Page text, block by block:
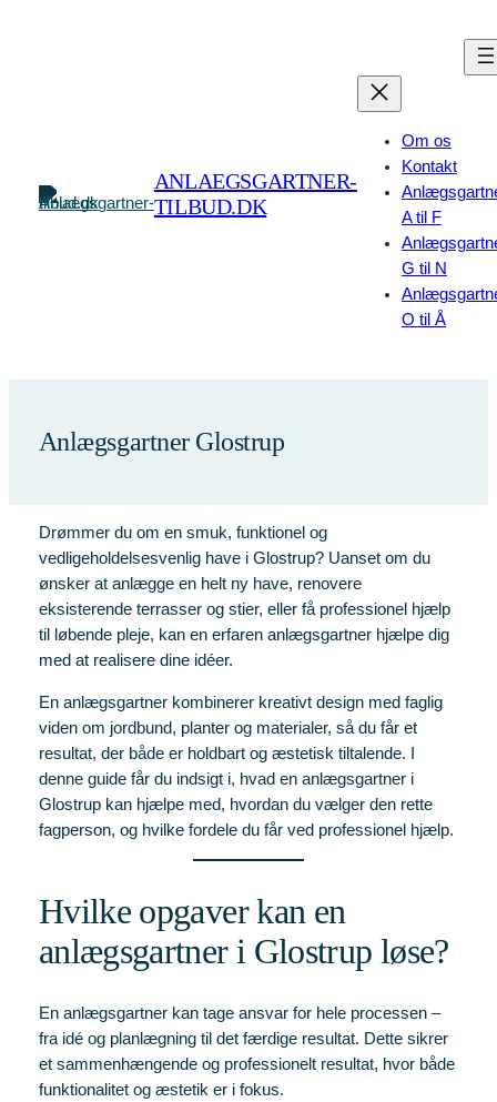
ANLAEGSGARTNER-
TILBUD.DK
Om os
Kontakt
A til F
G til N
O til Å
Anlægsgartner Glostrup
Drømmer du om en smuk, funktionel og
vedligeholdelsesvenlig have i Glostrup? Uanset om du
ønsker at anlægge en helt ny have, renovere
eksisterende terrasser og stier, eller få professionel hjælp
til løbende pleje, kan en erfaren anlægsgartner hjælpe dig
med at realisere dine idéer.
En anlægsgartner kombinerer kreativt design med faglig
viden om jordbund, planter og materialer, så du får et
resultat, der både er holdbart og æstetisk tiltalende. I
denne guide får du indsigt i, hvad en anlægsgartner i
Glostrup kan hjælpe med, hvordan du vælger den rette
fagperson, og hvilke fordele du får ved professionel hjælp.
Hvilke opgaver kan en
anlægsgartner i Glostrup løse?
En anlægsgartner kan tage ansvar for hele processen –
fra idé og planlægning til det færdige resultat. Dette sikrer
et sammenhængende og professionelt resultat, hvor både
funktionalitet og æstetik er i fokus.